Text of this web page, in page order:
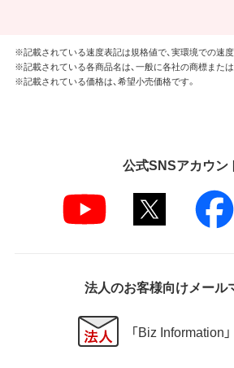
※記載されている速度表記は規格値で、実環境での速度
※記載されている各商品名は、一般に各社の商標または
※記載されている価格は、希望小売価格です。
公式SNSアカウン
法人のお客様向けメール
「Biz Information